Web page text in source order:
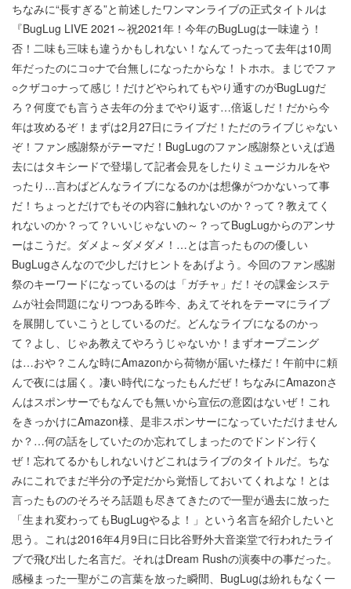
ちなみに“長すぎる”と前述したワンマンライブの正式タイトルは
『BugLug LIVE 2021～祝2021年！今年のBugLugは一味違う！
否！二味も三味も違うかもしれない！なんてったって去年は10周
年だったのにコ○ナで台無しになったからな！トホホ。まじでファ
○クザコ○ナって感じ！だけどやられてもやり通すのがBugLugだ
ろ？何度でも言うさ去年の分までやり返す…倍返しだ！だから今
年は攻めるぞ！まずは2月27日にライブだ！ただのライブじゃない
ぞ！ファン感謝祭がテーマだ！BugLugのファン感謝祭といえば過
去にはタキシードで登場して記者会見をしたりミュージカルをや
ったり…言わばどんなライブになるのかは想像がつかないって事
だ！ちょっとだけでもその内容に触れないのか？って？教えてく
れないのか？って？いいじゃないの～？ってBugLugからのアンサ
ーはこうだ。ダメよ～ダメダメ！…とは言ったものの優しい
BugLugさんなので少しだけヒントをあげよう。今回のファン感謝
祭のキーワードになっているのは「ガチャ」だ！その課金システ
ムが社会問題になりつつある昨今、あえてそれをテーマにライブ
を展開していこうとしているのだ。どんなライブになるのかっ
て？よし、じゃあ教えてやろうじゃないか！まずオープニング
は…おや？こんな時にAmazonから荷物が届いた様だ！午前中に頼
んで夜には届く。凄い時代になったもんだぜ！ちなみにAmazonさ
んはスポンサーでもなんでも無いから宣伝の意図はないぜ！これ
をきっかけにAmazon様、是非スポンサーになっていただけません
か？…何の話をしていたのか忘れてしまったのでドンドン行く
ぜ！忘れてるかもしれないけどこれはライブのタイトルだ。ちな
みにこれでまだ半分の予定だから覚悟しておいてくれよな！とは
言ったもののそろそろ話題も尽きてきたので一聖が過去に放った
「生まれ変わってもBugLugやるよ！」という名言を紹介したいと
思う。これは2016年4月9日に日比谷野外大音楽堂で行われたライ
ブで飛び出した名言だ。それはDream Rushの演奏中の事だった。
感極まった一聖がこの言葉を放った瞬間、BugLugは紛れもなく一